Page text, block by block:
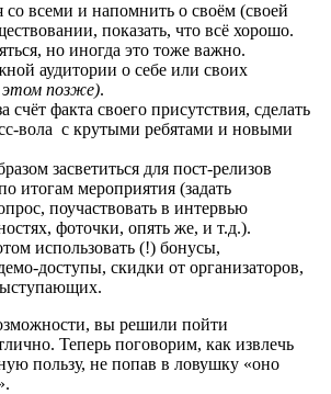
со всеми и напомнить о своём (своей
показать, что всё хорошо.
но иногда это тоже важно.
аудитории о себе или своих
этом позже).
счёт факта своего присутствия, сделать
вола с крутыми ребятами и новыми
засветиться для пост-релизов
итогам мероприятия (задать
поучаствовать в интервью
фоточки, опять же, и т.д.).
использовать (!) бонусы,
доступы, скидки от организаторов,
вы решили пойти
Теперь поговорим, как извлечь
пользу, не попав в ловушку «оно